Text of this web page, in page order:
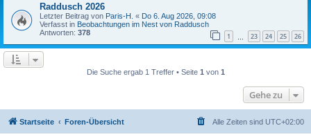
Raddusch 2026
Letzter Beitrag von Paris-H. « Do 6. Aug 2026, 09:08
Verfasst in Beobachtungen im Nest von Raddusch
Antworten: 378 1 23 24 25 26
Die Suche ergab 1 Treffer • Seite 1 von 1
Gehe zu
Startseite Foren-Übersicht Alle Zeiten sind UTC+02:00